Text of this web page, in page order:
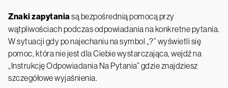
Znaki zapytaniasą bezpośrednią pomocą przy
wątpliwościach podczas odpowiadania na konkretne pytania.
W sytuacji gdy po najechaniu na symbol „?” wyświetli się
pomoc, która nie jest dla Ciebie wystarczająca, wejdź na
„Instrukcję Odpowiadania Na Pytania” gdzie znajdziesz
szczegółowe wyjaśnienia.